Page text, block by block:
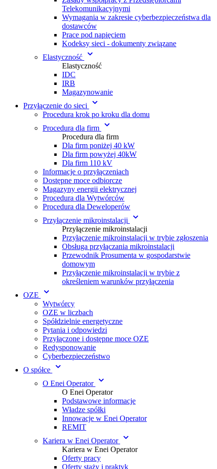
Telekomunikacyjnymi
Wymagania w zakresie cyberbezpieczeństwa dla
dostawców
Prace pod napięciem
Kodeksy sieci - dokumenty związane
Elastyczność
Elastyczność
IDC
IRB
Magazynowanie
Przyłączenie do sieci
Procedura krok po kroku dla domu
Procedura dla firm
Procedura dla firm
Dla firm poniżej 40 kW
Dla firm powyżej 40kW
Dla firm 110 kV
Informacje o przyłączeniach
Dostępne moce odbiorcze
Magazyny energii elektrycznej
Procedura dla Wytwórc ów
Procedura dla Deweloperów
Przyłączenie mikroinstalacji
Przyłączenie mikroinstalacji
Przyłączenie mikroinstalacji w trybie zgłoszenia
Obsługa przyłączania mikroinstalacji
Przewodnik Prosumenta w gospodarstwie
domowym
Przyłączenie mikroinstalacji w trybie z
określeniem warunków przyłączenia
OZE
Wytwórcy
OZE w liczbach
Spółdzielnie energetyczne
Pytania i odpowiedzi
Przyłączone i dostępne moce OZE
Redysponowanie
Cyberbezpieczeństwo
O spółce
O Enei Operator
O Enei Operator
Podstawowe informacje
Władze spółki
Innowacje w Enei Operator
REMIT
Kariera w Enei Operator
Kariera w Enei Operator
Oferty pracy
Oferty staży i praktyk